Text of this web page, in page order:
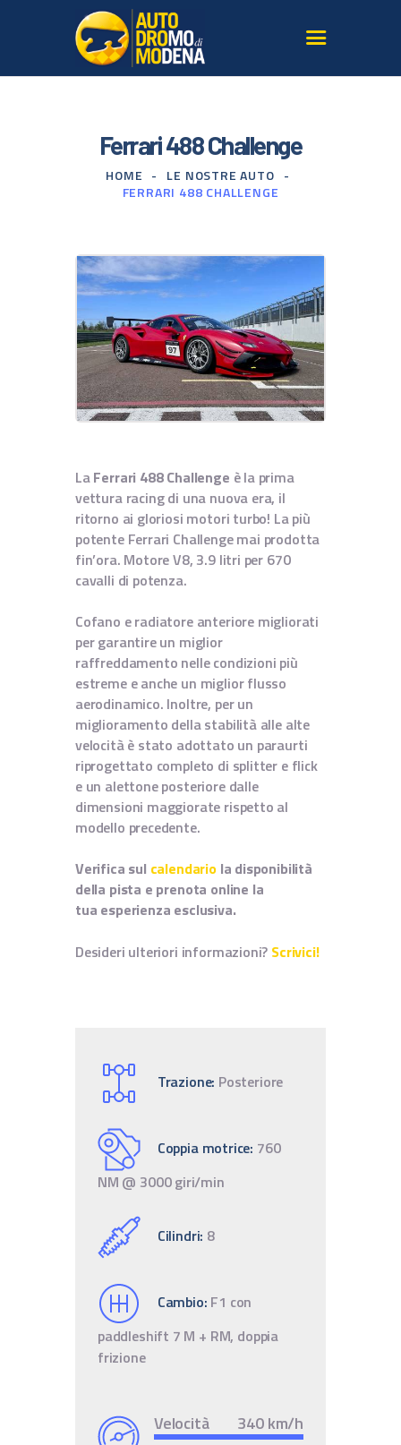
L’AUTODROMO
GIRARE IN PISTA
CORSI GUIDA SICURA
SERVIZI PER AGENZIE
GALLERY E MEDIA
ISCRIVITI ALLA
NEWSLETTER
CONTATTI
DOVE SIAMO
IT
Ferrari 488 Challenge
HOME
LE NOSTRE AUTO
FERRARI 488 CHALLENGE
LaFerrari 488 Challenge è la prima
vettura racing di una nuova era, il
ritorno ai gloriosi motori turbo! La più
potente Ferrari Challenge mai prodotta
fin’ora. Motore V8, 3.9 litri per 670
cavalli di potenza.
Cofano e radiatore anteriore migliorati
per garantire un miglior
raffreddamento nelle condizioni più
estreme e anche un miglior flusso
aerodinamico. Inoltre, per un
miglioramento della stabilità alle alte
velocità è stato adottato un paraurti
riprogettato completo di splitter e flick
e un alettone posteriore dalle
dimensioni maggiorate rispetto al
modello precedente.
Verifica sul calendariola disponibilità
della pista e prenota online la
tua esperienza esclusiva.
Desideri ulteriori informazioni? Scrivici!
Trazione: Posteriore
Coppia motrice: 760
NM @ 3000 giri/min
Cilindri: 8
Cambio: F1 con
paddleshift 7 M + RM, doppia
frizione
Velocità 340 km/h